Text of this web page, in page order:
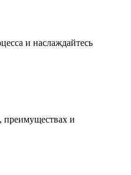
и наслаждайтесь
преимуществах и